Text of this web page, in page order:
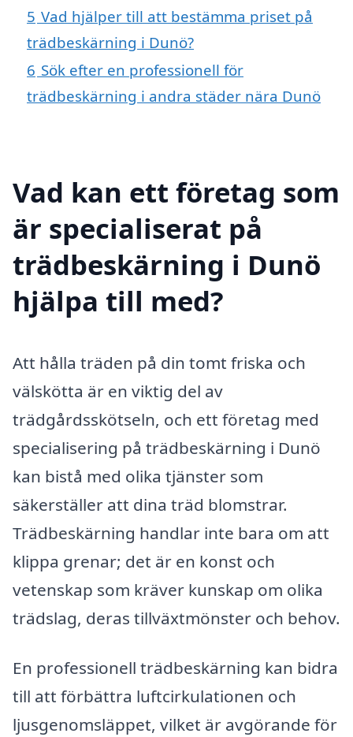
5 Vad hjälper till att bestämma priset på
trädbeskärning i Dunö?
6 Sök efter en professionell för
trädbeskärning i andra städer nära Dunö
Vad kan ett företag som
är specialiserat på
trädbeskärning i Dunö
hjälpa till med?
Att hålla träden på din tomt friska och
välskötta är en viktig del av
trädgårdsskötseln, och ett företag med
specialisering på trädbeskärning i Dunö
kan bistå med olika tjänster som
säkerställer att dina träd blomstrar.
Trädbeskärning handlar inte bara om att
klippa grenar; det är en konst och
vetenskap som kräver kunskap om olika
trädslag, deras tillväxtmönster och behov.
En professionell trädbeskärning kan bidra
till att förbättra luftcirkulationen och
ljusgenomsläppet, vilket är avgörande för